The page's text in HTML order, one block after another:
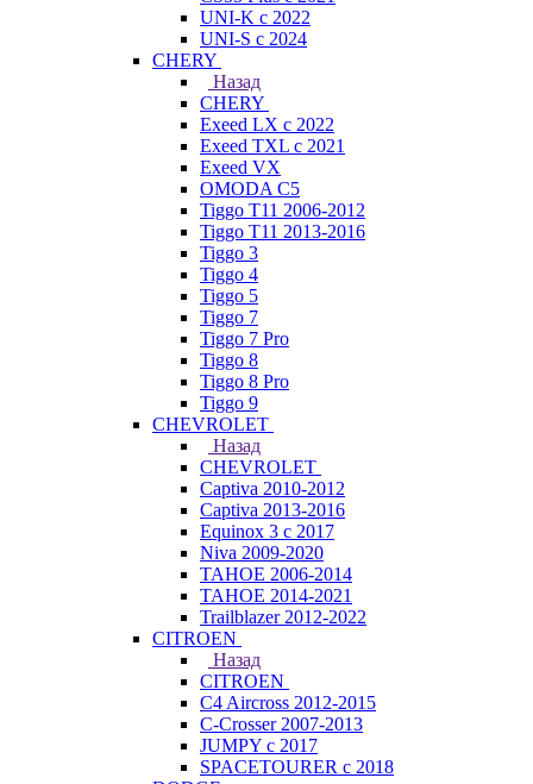
UNI-K с 2022
UNI-S с 2024
CHERY
Назад
CHERY
Exeed LX с 2022
Exeed TXL с 2021
Exeed VX
OMODA C5
Tiggo T11 2006-2012
Tiggo T11 2013-2016
Tiggo 3
Tiggo 4
Tiggo 5
Tiggo 7
Tiggo 7 Pro
Tiggo 8
Tiggo 8 Pro
Tiggo 9
CHEVROLET
Назад
CHEVROLET
Captiva 2010-2012
Captiva 2013-2016
Equinox 3 с 2017
Niva 2009-2020
TAHOE 2006-2014
TAHOE 2014-2021
Trailblazer 2012-2022
CITROEN
Назад
CITROEN
C4 Aircross 2012-2015
C-Crosser 2007-2013
JUMPY с 2017
SPACETOURER с 2018